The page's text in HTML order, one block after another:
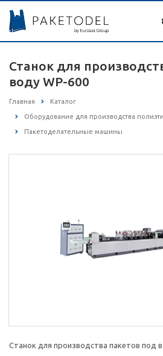
Станок для
воду WP-600
Главная Каталог
Оборудование для производства
Пакетоделательные машины
Станок для производства пакетов под